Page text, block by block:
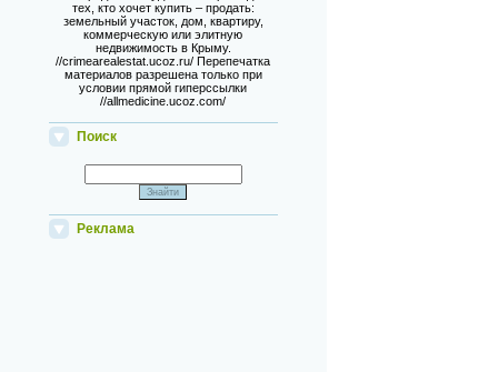
тех, кто хочет купить – продать:
земельный участок, дом, квартиру,
коммерческую или элитную
недвижимость в Крыму.
//crimearealestat.ucoz.ru/ Перепечатка
материалов разрешена только при
условии прямой гиперссылки
//allmedicine.ucoz.com/
Поиск
Реклама